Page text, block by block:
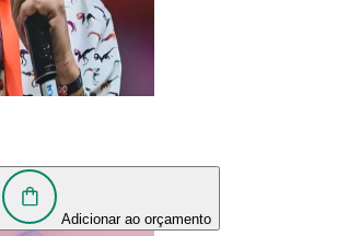
Adicionar ao orçamento